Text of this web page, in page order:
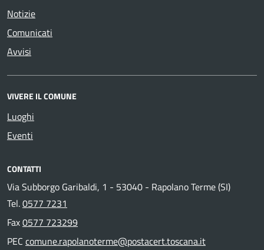
Notizie
Comunicati
Avvisi
VIVERE IL COMUNE
Luoghi
Eventi
CONTATTI
Via Subborgo Garibaldi, 1 - 53040 - Rapolano Terme (SI)
Tel.0577 7231
Fax0577 723299
PEC comune.rapolanoterme@postacert.toscana.it